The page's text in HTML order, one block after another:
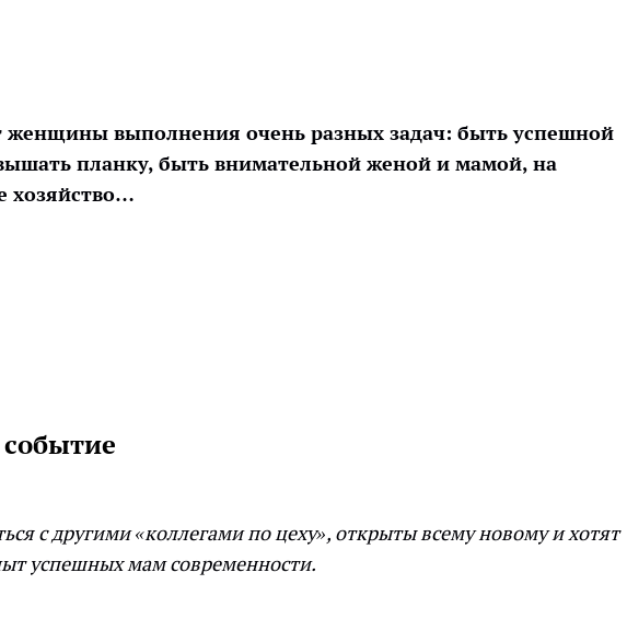
женщины выполнения очень разных задач: быть успешной
планку, быть внимательной женой и мамой, на
хозяйство…
с другими «коллегами по цеху», открыты всему новому и хотят
успешных мам современности.